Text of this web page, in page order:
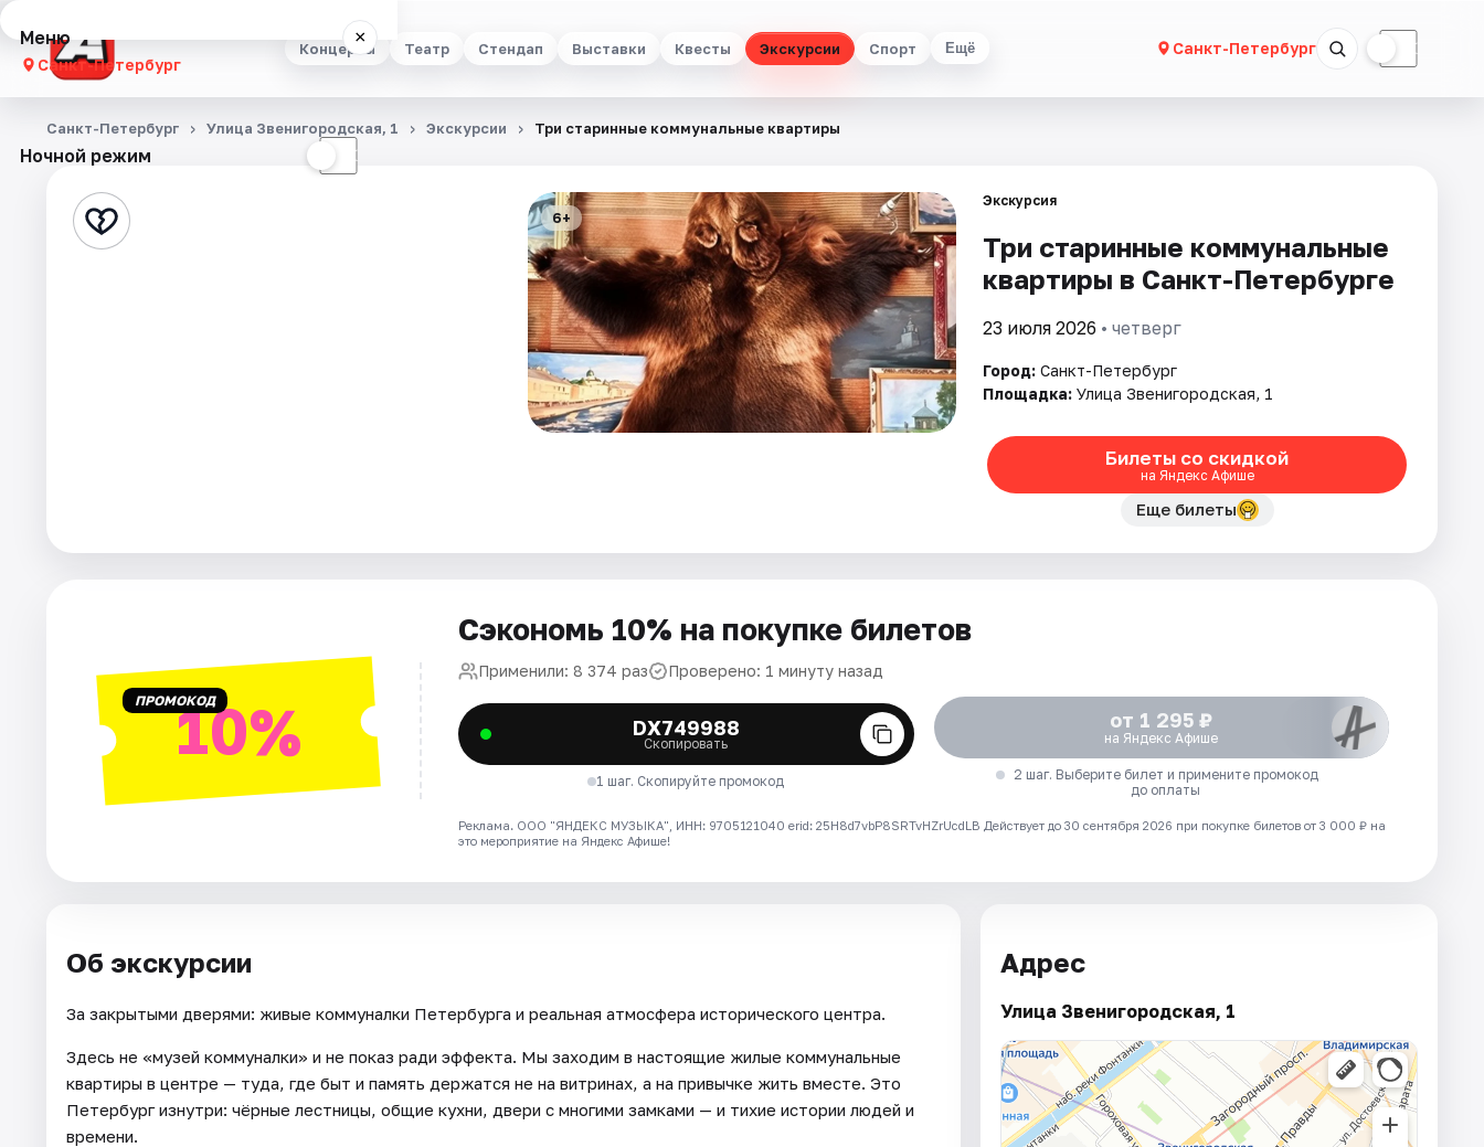
Концерты Театр Стендап Выставки Квесты Экскурсии Спорт Ещё Санкт-Петербург ☾
Меню ×
Санкт-Петербург
Концерты
Стендап
Города
Рейтинги
Ночной режим ☾
Санкт-Петербург Улица Звенигородская, 1 Экскурсии Три старинные коммунальные квартиры
6+
Экскурсия
Три старинные коммунальные
квартиры в Санкт-Петербурге
23 июля 2026 • четверг
Город: Санкт-Петербург
Площадка: Улица Звенигородская, 1
Билеты со скидкой
на Яндекс Афише
Еще билеты
ПРОМОКОД10%
Сэкономь 10% на покупке билетов
Применили: 8 374 раз Проверено: 1 минуту назад
DX749988
Скопировать
1 шаг. Скопируйте промокод
от 1 295 ₽
на Яндекс Афише
2 шаг. Выберите билет и примените промокод
до оплаты
Реклама. ООО "ЯНДЕКС МУЗЫКА", ИНН: 9705121040 erid: 25H8d7vbP8SRTvHZrUcdLB Действует до 30 сентября 2026 при покупке билетов от 3 000 ₽ на
это мероприятие на Яндекс Афише!
Об экскурсии
За закрытыми дверями: живые коммуналки Петербурга и реальная атмосфера исторического центра.
Здесь не «музей коммуналки» и не показ ради эффекта. Мы заходим в настоящие жилые коммунальные
квартиры в центре — туда, где быт и память держатся не на витринах, а на привычке жить вместе. Это
Петербург изнутри: чёрные лестницы, общие кухни, двери с многими замками — и тихие истории людей и
времени.
Адрес
Улица Звенигородская, 1